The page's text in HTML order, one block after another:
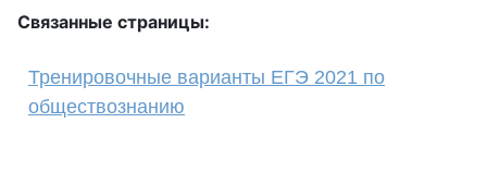
Связанные страницы:
Тренировочные варианты ЕГЭ 2021 по
обществознанию